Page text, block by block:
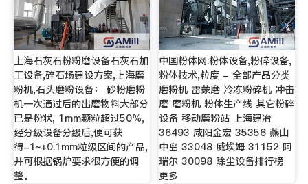
上海石灰石粉粉磨设备石灰石加
工设备,碎石场建设方案,上海磨
粉机,石头磨粉设备： 砂粉磨粉
机一次通过后的出磨物料大部分
已是粉状, 1mm颗粒超过50%,
经分级设备分级后,便可获
得-1~+0.1mm粒级区间的产品,
并可根据锅炉要求很方便的调
整。
中国粉体网:粉体设备,粉碎设备,
粉体技术,粒度 - 全部产品分类
磨粉机 雷蒙磨 冷冻粉碎机 冲击
磨 磨粉机 粉体生产线 其它粉碎
设备 移动磨粉站 上海建冶
36493 咸阳金宏 35356 燕山
中岛 33048 威埃姆 31152 阿
瑞尔 30098 除尘设备排行榜
更多